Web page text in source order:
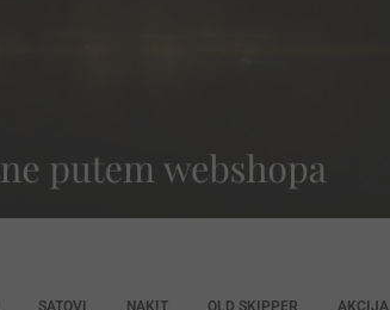
SATOVI NAKIT OLD SKIPPER AKCIJA